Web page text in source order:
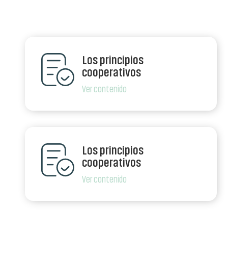
Los principios
cooperativos
Ver contenido
Los principios
cooperativos
Ver contenido